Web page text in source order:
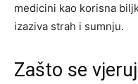
medicini kao korisna
izaziva strah i sumnju.
Zašto se